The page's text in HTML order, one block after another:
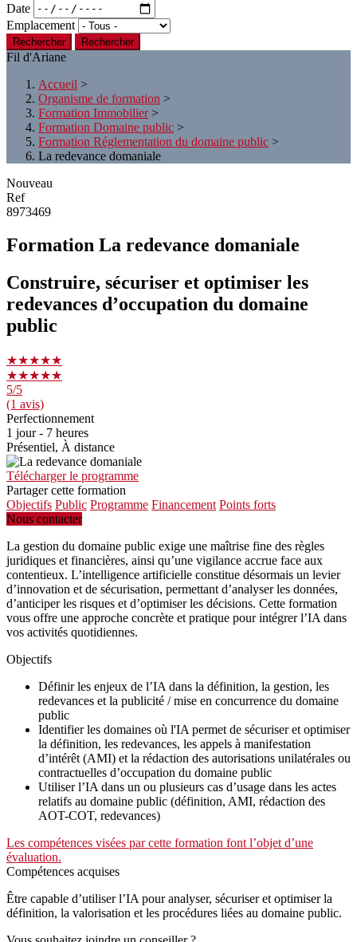
Date
Emplacement
Rechercher
Fil d'Ariane
Accueil >
Organisme de formation >
Formation Immobilier>
Formation Domaine public >
Formation Réglementation du domaine public >
La redevance domaniale
Nouveau
Ref
8973469
Formation La redevance domaniale
Construire, sécuriser et optimiser les
redevances d’occupation du domaine
public
★★★★★
★★★★★
5/5
(1 avis)
Perfectionnement
1 jour - 7 heures
Présentiel, À distance
Télécharger le programme
Partager cette formation
Objectifs Public Programme Financement Points forts
Nous contacter
La gestion du domaine public exige une maîtrise fine des règles
juridiques et financières, ainsi qu’une vigilance accrue face aux
contentieux. L’intelligence artificielle constitue désormais un levier
d’innovation et de sécurisation, permettant d’analyser les données,
d’anticiper les risques et d’optimiser les décisions. Cette formation
vous offre une approche concrète et pratique pour intégrer l’IA dans
vos activités quotidiennes.
Objectifs
Définir les enjeux de l’IA dans la définition, la gestion, les
redevances et la publicité / mise en concurrence du domaine
public
Identifier les domaines où l'IA permet de sécuriser et optimiser
la définition, les redevances, les appels à manifestation
d’intérêt (AMI) et la rédaction des autorisations unilatérales ou
contractuelles d’occupation du domaine public
Utiliser l’IA dans un ou plusieurs cas d’usage dans les actes
relatifs au domaine public (définition, AMI, rédaction des
AOT-COT, redevances)
Les compétences visées par cette formation font l’objet d’une
évaluation.
Compétences acquises
Être capable d’utiliser l’IA pour analyser, sécuriser et optimiser la
définition, la valorisation et les procédures liées au domaine public.